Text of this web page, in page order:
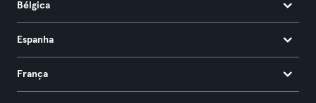
Bélgica
Espanha
França